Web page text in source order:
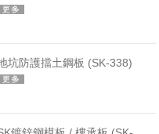
坑防護擋土鋼板 (SK-338)